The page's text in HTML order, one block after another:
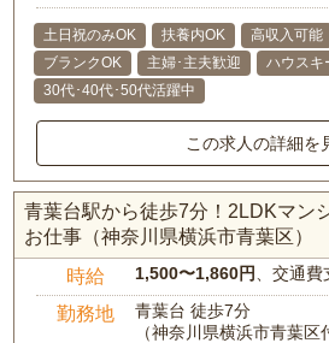
土日祝のみOK 扶養内OK 高収入可能
ブランクOK
主婦･主夫歓迎
ハウスキ
30代･40代･50代活躍中
この求人の詳細を
青葉台駅から徒歩7分！2LDKマン
お仕事（神奈川県横浜市青葉区）
時給 1,500〜1,860円 、交通
勤務地
青葉台 徒歩7分
（神奈川県横浜市青葉区